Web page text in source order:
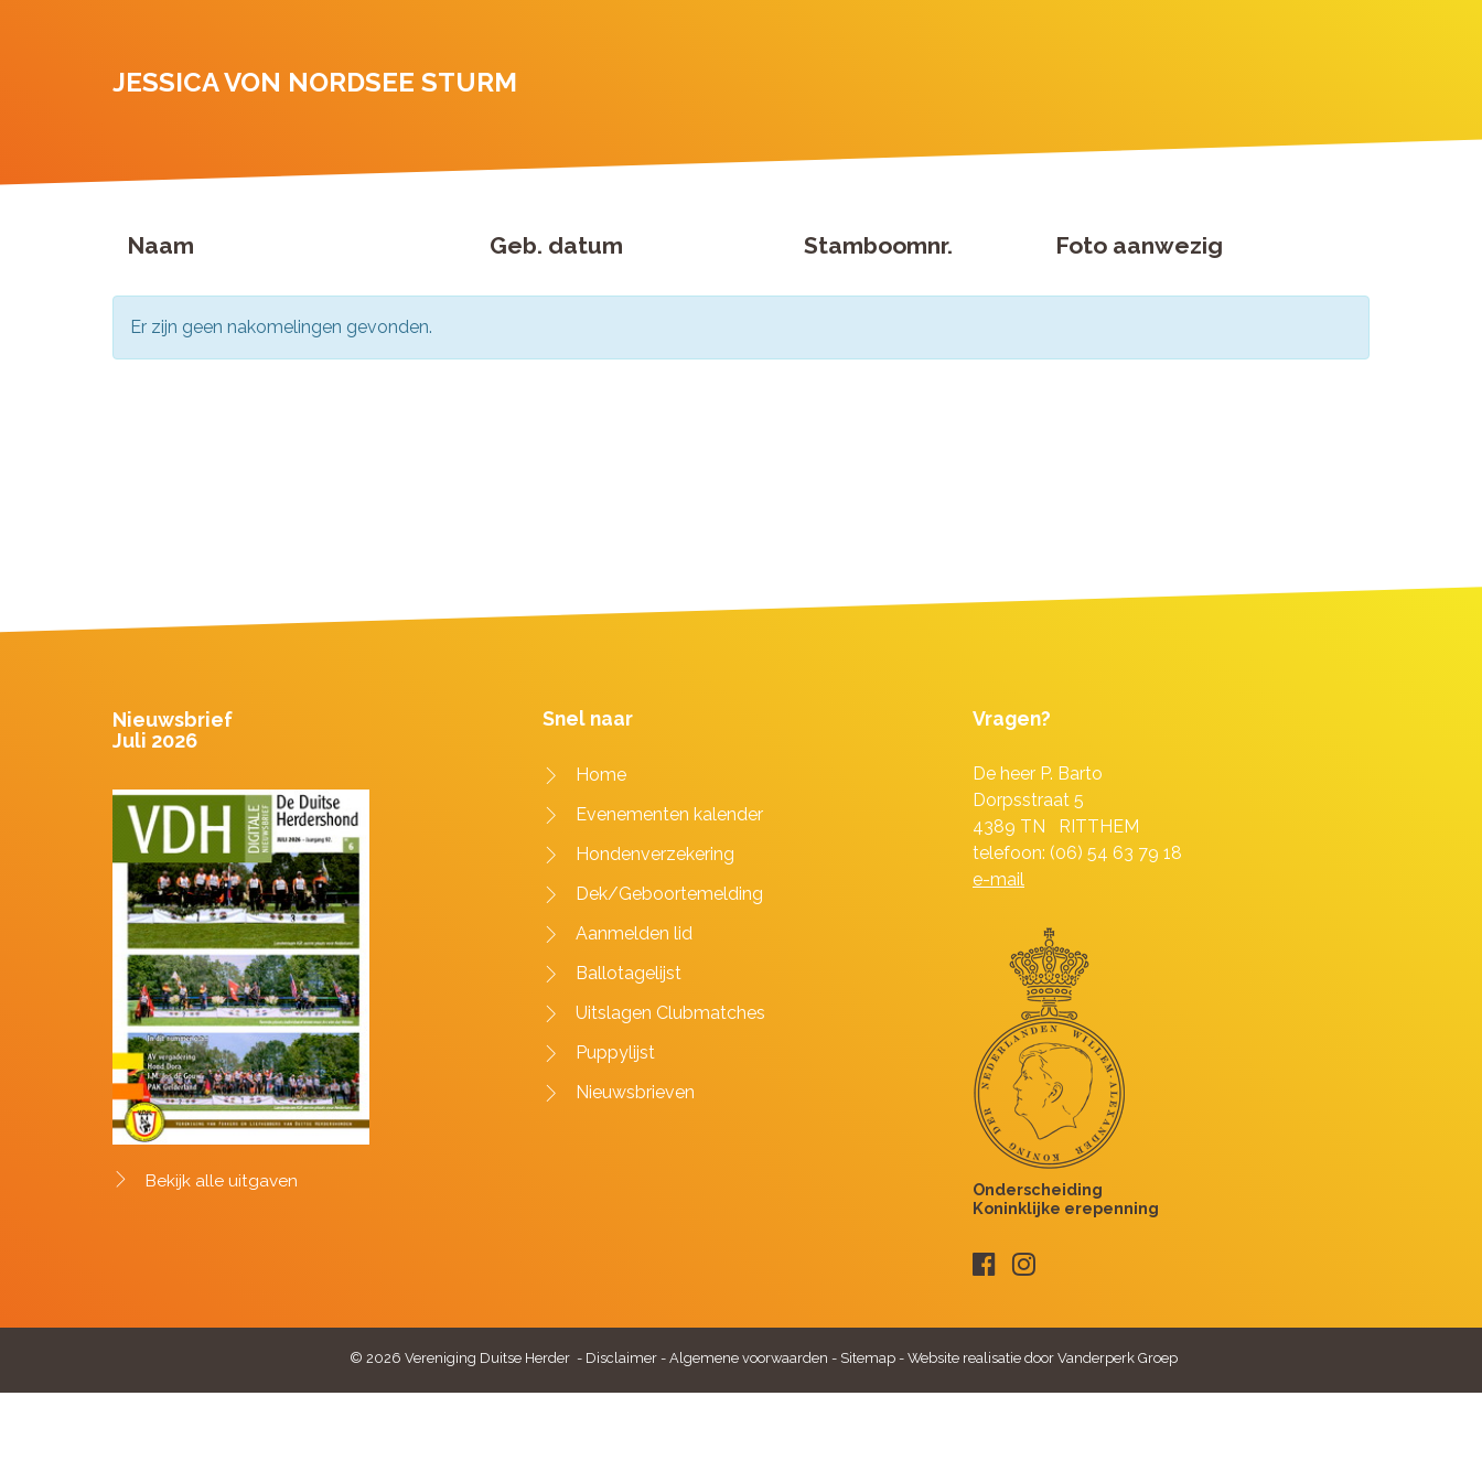
JESSICA VON NORDSEE STURM
Naam Geb. datum Stamboomnr. Foto aanwezig
Er zijn geen nakomelingen gevonden.
Nieuwsbrief
Juli 2026
Bekijk alle uitgaven
Snel naar
Home
Evenementen kalender
Hondenverzekering
Dek/Geboortemelding
Aanmelden lid
Ballotagelijst
Uitslagen Clubmatches
Puppylijst
Nieuwsbrieven
Vragen?
De heer P. Barto
Dorpsstraat 5
4389 TN RITTHEM
telefoon: (06) 54 63 79 18
e-mail
© 2026 Vereniging Duitse Herder - Disclaimer- Algemene voorwaarden - Sitemap- Website realisatie door Vanderperk Groep